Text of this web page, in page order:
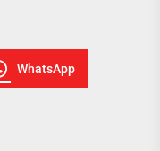
WhatsApp